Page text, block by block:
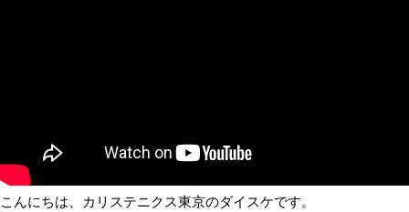
こんにちは、カリステニクス東京のダイスケです。